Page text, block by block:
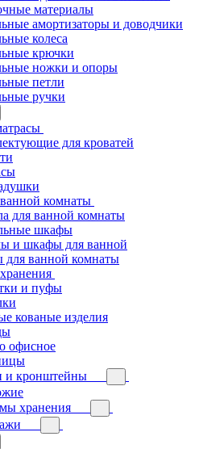
материалы
амортизаторы и доводчики
колеса
крючки
ножки и опоры
петли
ручки
для кроватей
комнаты
для ванной комнаты
шкафы
и шкафы для ванной
для ванной комнаты
и пуфы
кованые изделия
офисное
и кронштейны
хранения